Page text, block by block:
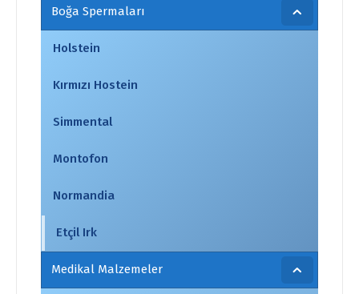
Boğa Spermaları
Holstein
Kırmızı Hostein
Simmental
Montofon
Normandia
Etçil Irk
Medikal Malzemeler